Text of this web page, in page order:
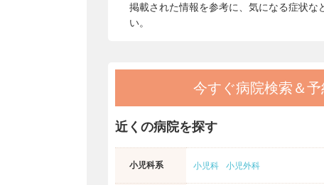
掲載された情報を参考に、気になる症状な
い。
今すぐ病院検索＆予
近くの病院を探す
小児科系 小児科 小児外科